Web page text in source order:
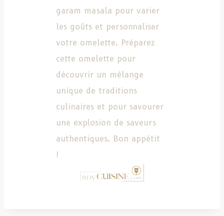
garam masala pour varier
les goûts et personnaliser
votre omelette. Préparez
cette omelette pour
découvrir un mélange
unique de traditions
culinaires et pour savourer
une explosion de saveurs
authentiques. Bon appétit
!